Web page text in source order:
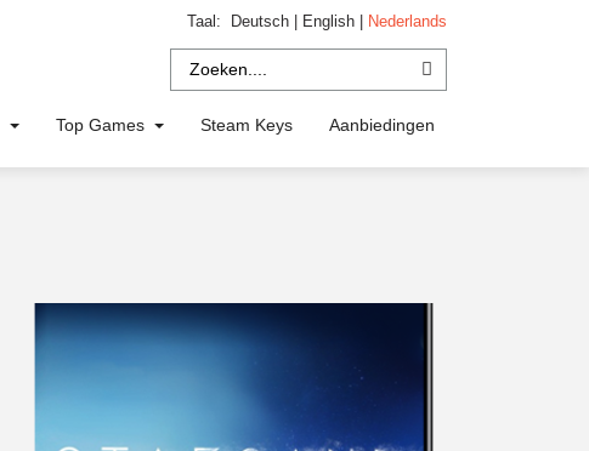
Taal: Deutsch English Nederlands
Top Games Steam Keys Aanbiedingen